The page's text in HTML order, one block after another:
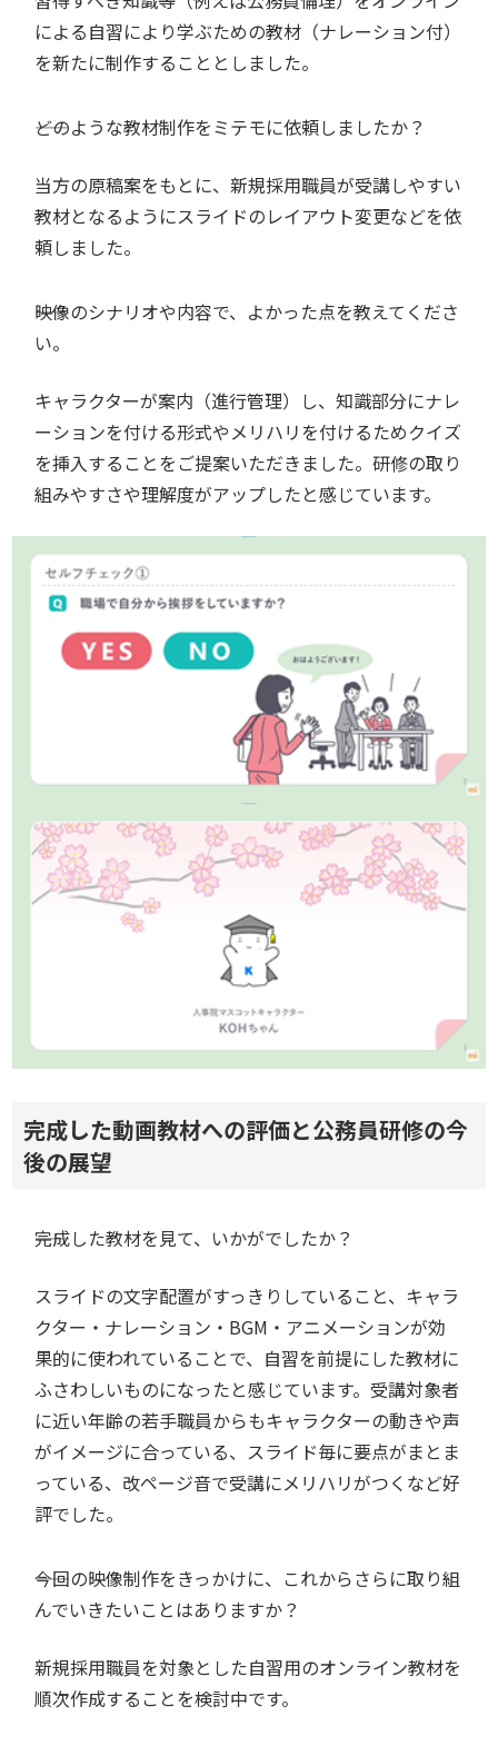
による自習により学ぶための教材（ナレーション付）
を新たに制作することとしました。
――どのような教材制作をミテモに依頼しましたか？
当方の原稿案をもとに、新規採用職員が受講しやすい
教材となるようにスライドのレイアウト変更などを依
頼しました。
――映像のシナリオや内容で、よかった点を教えてくださ
い。
キャラクターが案内（進行管理）し、知識部分にナレ
ーションを付ける形式やメリハリを付けるためクイズ
を挿入することをご提案いただきました。研修の取り
組みやすさや理解度がアップしたと感じています。
完成した動画教材への評価と公務員研修の今
後の展望
――完成した教材を見て、いかがでしたか？
スライドの文字配置がすっきりしていること、キャラ
クター・ナレーション・BGM・アニメーションが効
果的に使われていることで、自習を前提にした教材に
ふさわしいものになったと感じています。受講対象者
に近い年齢の若手職員からもキャラクターの動きや声
がイメージに合っている、スライド毎に要点がまとま
っている、改ページ音で受講にメリハリがつくなど好
評でした。
――今回の映像制作をきっかけに、これからさらに取り組
んでいきたいことはありますか？
新規採用職員を対象とした自習用のオンライン教材を
順次作成することを検討中です。